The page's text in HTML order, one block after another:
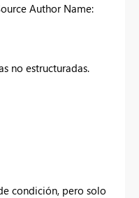
Author Name:
no estructuradas.
condición, pero solo